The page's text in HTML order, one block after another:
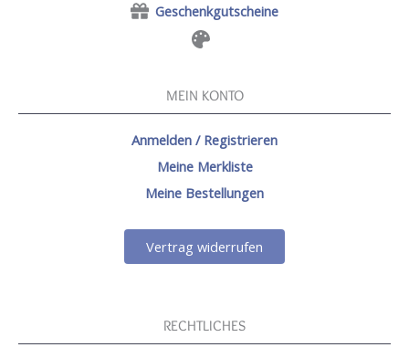
Geschenkgutscheine
MEIN KONTO
Anmelden / Registrieren
Meine Merkliste
Meine Bestellungen
Vertrag widerrufen
RECHTLICHES